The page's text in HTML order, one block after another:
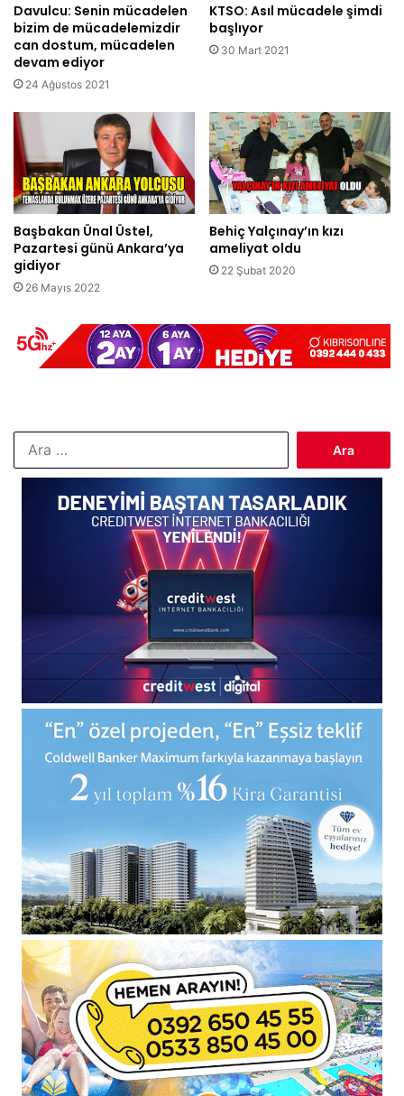
Davulcu: Senin mücadelen
bizim de mücadelemizdir
can dostum, mücadelen
devam ediyor
24 Ağustos 2021
KTSO: Asıl mücadele şimdi
başlıyor
30 Mart 2021
Başbakan Ünal Üstel,
Pazartesi günü Ankara’ya
gidiyor
26 Mayıs 2022
Behiç Yalçınay’ın kızı
ameliyat oldu
22 Şubat 2020